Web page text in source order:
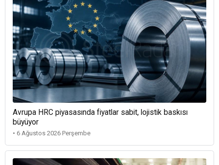
Avrupa HRC piyasasında fiyatlar sabit, lojistik baskısı
büyüyor
• 6 Ağustos 2026 Perşembe